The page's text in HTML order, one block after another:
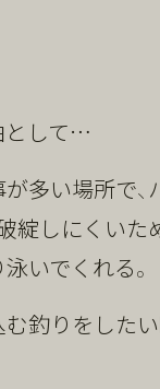
として…
多い場所で
綻しにくいた
いでくれる。
釣り をした